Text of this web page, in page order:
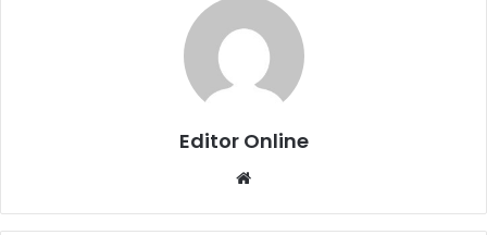
Editor Online